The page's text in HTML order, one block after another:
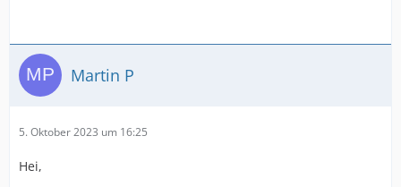
Martin P
5. Oktober 2023 um 16:25
Hei,